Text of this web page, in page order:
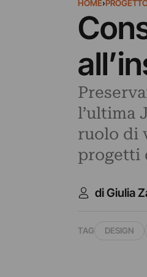
HOME›
l’ultima
ruolo di
progetti
di Giulia
TAG DESIGN